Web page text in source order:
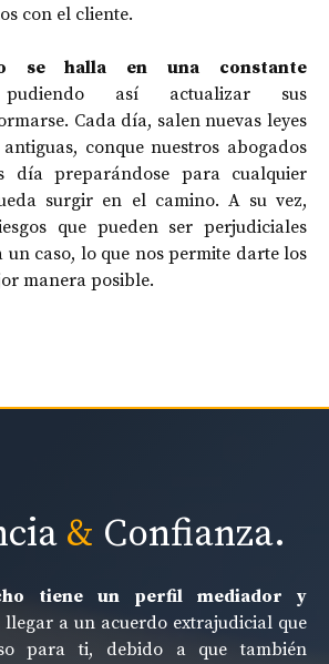
con el cliente.
se halla en una constante
así actualizar sus
Cada día, salen nuevas leyes
conque nuestros abogados
día preparándose para cualquier
surgir en el camino. A su vez,
que pueden ser perjudiciales
un caso, lo que nos permite darte los
manera posible.
& Confianza.
tiene un perfil mediador y
a un acuerdo extrajudicial que
para ti, debido a que también